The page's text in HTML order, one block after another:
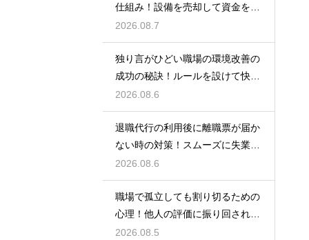
仕組み！設備を売却して資金を得
る方法
2026.08.7
独り言がひどい職場の環境改善の
成功の秘訣！ルールを設けて快適
な空間を作る
2026.08.6
退職代行の利用後に離職票が届か
ない時の対策！スムーズに失業保
険をもらう
2026.08.6
職場で孤立しても割り切るための
心理！他人の評価に振り回されな
いための術
2026.08.5